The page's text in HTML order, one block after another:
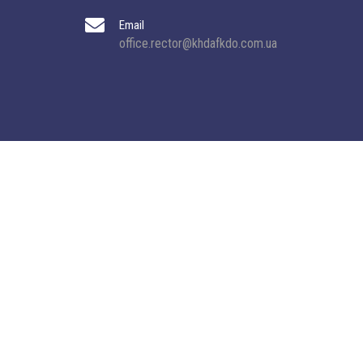
Email
office.rector@khdafkdo.com.ua